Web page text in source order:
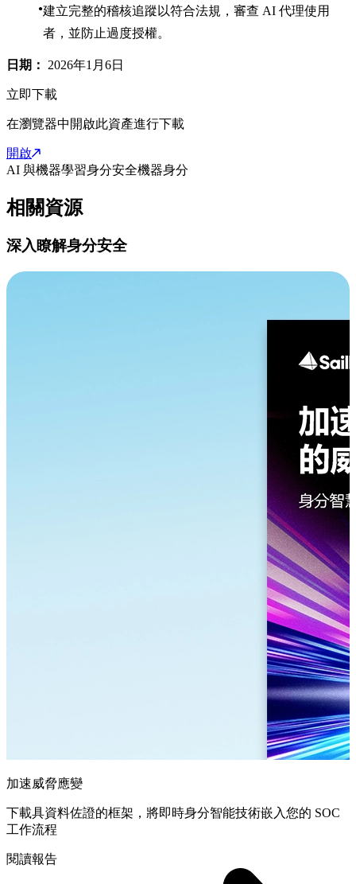
建立完整的稽核追蹤以符合法規，審查 AI 代理使用
者，並防止過度授權。
日期： 2026年1月6日
立即下載
在瀏覽器中開啟此資產進行下載
開啟
AI 與機器學習身分安全機器身分
相關資源
深入瞭解身分安全
加速威脅應變
下載具資料佐證的框架，將即時身分智能技術嵌入您的 SOC
工作流程
閱讀報告